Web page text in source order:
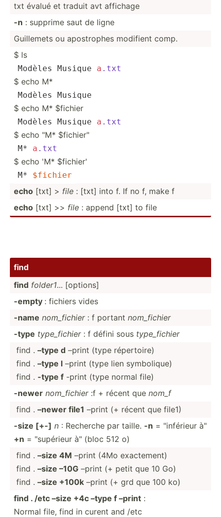
txt évalué et traduit avt affichage
-n : supprime saut de ligne
Guillemets ou apostr­ophes modifient comp.
$ ls
Modèles Musique a .txt
$ echo M*
Modèles Musique
$ echo M* $fichier
Modèles Musique a .txt
$ echo "M* $fichier"
M* a .txt
$ echo 'M* $fichier'
M* $fichier
echo [txt] > file : [txt] into f. If no f, make f
echo [txt] >> file : append [txt] to file
find
find folder1... [options]
-empty : fichiers vides
-name nom_fi­chier: f portant nom_fi­chier
-type type_f­ichier: f défini sous type_f­ichier
find . –type d –print (type répertoire)
find . –type l –print (type lien symbolique)
find . -type f -print (type normal file)
-newer nom_fi­chier:f + récent que nom_f
find . –newer file1 –print (+ récent que file1)
-size [+-] n : Recherche par taille. -n = "­inf­érieur à"
+n = "­sup­érieur à" (bloc 512 o)
find . –size 4M –print (4Mo exactement)
find . –size –10G –print (+ petit que 10 Go)
find . –size +100k –print (+ grd que 100 ko)
find . /etc –size +4c –type f –print :
Normal file, find in curent and /etc